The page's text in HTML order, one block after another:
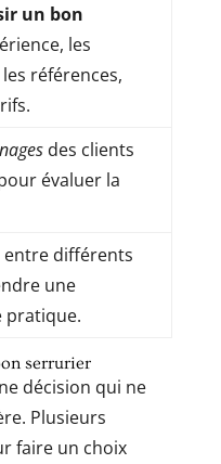
un bon
les
références,
des clients
évaluer la
entre différents
une
pratique.
serrurier
décision qui ne
Plusieurs
faire un choix